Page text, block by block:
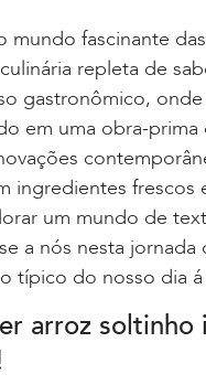
mundo fascinante
repleta de
gastronômico,
em uma obra-
ingredientes frescos
um mundo de
a nós nesta
típico do nosso dia
arroz